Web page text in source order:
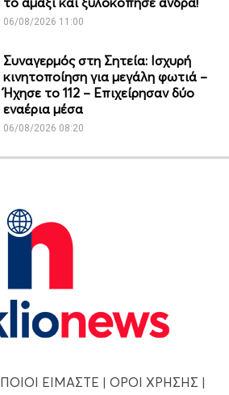
06/08/2026 11:00
Συναγερμός στη Σητεία: Ισχυρή
κινητοποίηση για μεγάλη φωτιά –
Ήχησε το 112 – Επιχείρησαν δύο
εναέρια μέσα
06/08/2026 08:20
ΠΟΙΟΙ ΕΙΜΑΣΤΕ | ΟΡΟΙ ΧΡΗΣΗΣ |